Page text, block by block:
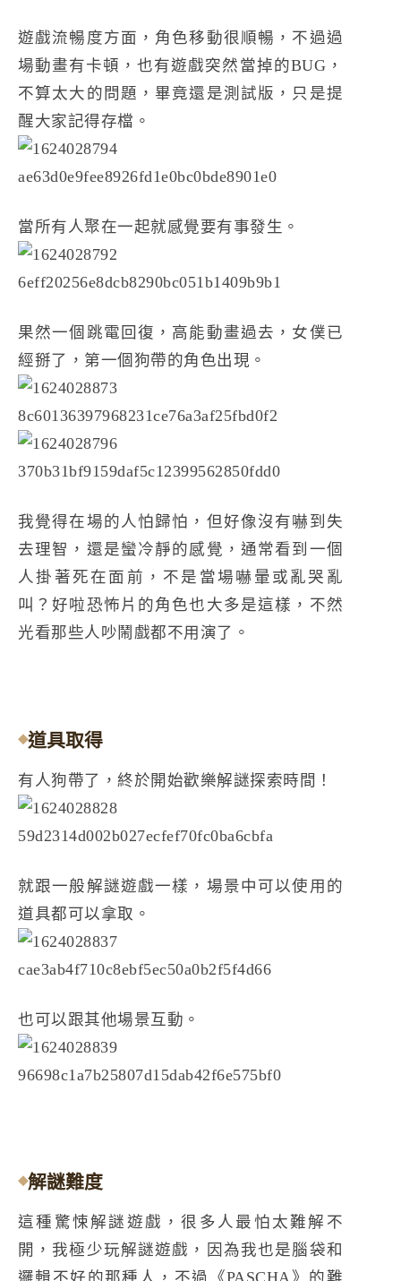
遊戲流暢度方面，角色移動很順暢，不過過
場動畫有卡頓，也有遊戲突然當掉的BUG，
不算太大的問題，畢竟還是測試版，只是提
醒大家記得存檔。
當所有人聚在一起就感覺要有事發生。
果然一個跳電回復，高能動畫過去，女僕已
經掰了，第一個狗帶的角色出現。
我覺得在場的人怕歸怕，但好像沒有嚇到失
去理智，還是蠻冷靜的感覺，通常看到一個
人掛著死在面前，不是當場嚇暈或亂哭亂
叫？好啦恐怖片的角色也大多是這樣，不然
光看那些人吵鬧戲都不用演了。
道具取得
有人狗帶了，終於開始歡樂解謎探索時間！
就跟一般解謎遊戲一樣，場景中可以使用的
道具都可以拿取。
也可以跟其他場景互動。
解謎難度
這種驚悚解謎遊戲，很多人最怕太難解不
開，我極少玩解謎遊戲，因為我也是腦袋和